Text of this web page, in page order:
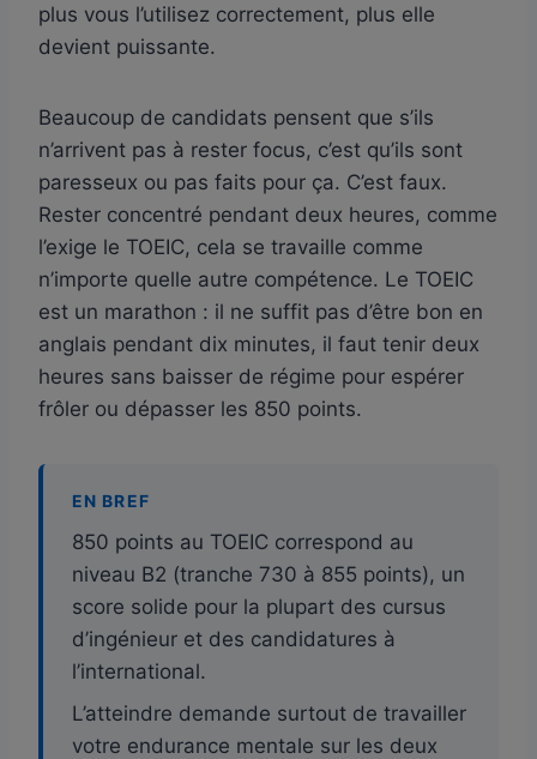
plus vous l’utilisez correctement, plus elle
devient puissante.
Beaucoup de candidats pensent que s’ils
n’arrivent pas à rester focus, c’est qu’ils sont
paresseux ou pas faits pour ça. C’est faux.
Rester concentré pendant deux heures, comme
l’exige le TOEIC, cela se travaille comme
n’importe quelle autre compétence. Le TOEIC
est un marathon : il ne suffit pas d’être bon en
anglais pendant dix minutes, il faut tenir deux
heures sans baisser de régime pour espérer
frôler ou dépasser les 850 points.
EN BREF
850 points au TOEIC correspond au
niveau B2 (tranche 730 à 855 points), un
score solide pour la plupart des cursus
d’ingénieur et des candidatures à
l’international.
L’atteindre demande surtout de travailler
votre endurance mentale sur les deux